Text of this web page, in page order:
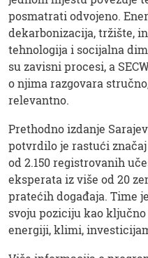
posmatrati odvojeno.
dekarbonizacija, tržište,
tehnologija i socijalna
su zavisni procesi, a
o njima razgovara
relevantno.
Prethodno izdanje
potvrdilo je rastući
od 2.150 registrovanih
eksperata iz više od 20
pratećih događaja. Time
svoju poziciju kao
energiji, klimi,